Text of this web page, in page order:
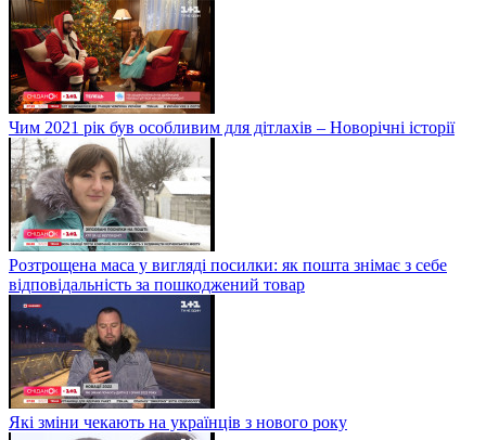
Чим 2021 рік був особливим для дітлахів – Новорічні історії
Розтрощена маса у вигляді посилки: як пошта знімає з себе
відповідальність за пошкоджений товар
Які зміни чекають на українців з нового року